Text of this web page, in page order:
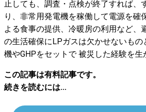
止しても、調査・点検が終了すれば、
り、非常用発電機を稼働して電源を確
よる食事の提供、冷暖房の利用など、
の生活確保にLPガスは欠かせないも
機やGHPをセットで 被災した経験を生
この記事は有料記事です。
続きを読むには...